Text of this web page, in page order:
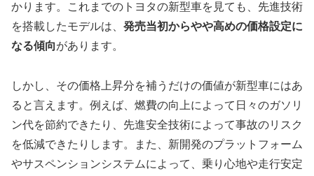
かります。これまでのトヨタの新型車を見ても、先進技術
を搭載したモデルは、 発売当初からやや高めの価格設定に
なる傾向があります。
しかし、その価格上昇分を補うだけの価値が新型車にはあ
ると言えます。例えば、燃費の向上によって日々のガソリ
ン代を節約できたり、先進安全技術によって事故のリスク
を低減できたりします。また、新開発のプラットフォーム
やサスペンションシステムによって、乗り心地や走行安定